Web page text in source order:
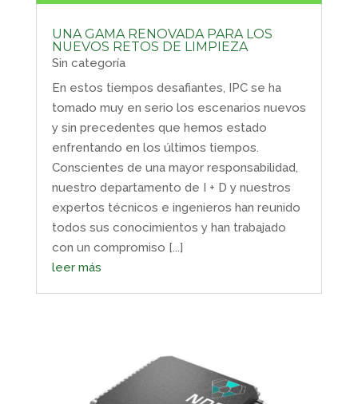
UNA GAMA RENOVADA PARA LOS
NUEVOS RETOS DE LIMPIEZA
Sin categoría
En estos tiempos desafiantes, IPC se ha
tomado muy en serio los escenarios nuevos
y sin precedentes que hemos estado
enfrentando en los últimos tiempos.
Conscientes de una mayor responsabilidad,
nuestro departamento de I + D y nuestros
expertos técnicos e ingenieros han reunido
todos sus conocimientos y han trabajado
con un compromiso [...]
leer más